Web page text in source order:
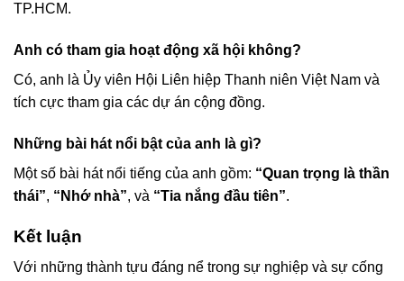
TP.HCM.
Anh có tham gia hoạt động xã hội không?
Có, anh là Ủy viên Hội Liên hiệp Thanh niên Việt Nam và
tích cực tham gia các dự án cộng đồng.
Những bài hát nổi bật của anh là gì?
Một số bài hát nổi tiếng của anh gồm: “Quan trọng là thần
thái”, “Nhớ nhà”, và “Tia nắng đầu tiên”.
Kết luận
Với những thành tựu đáng nể trong sự nghiệp và sự cống